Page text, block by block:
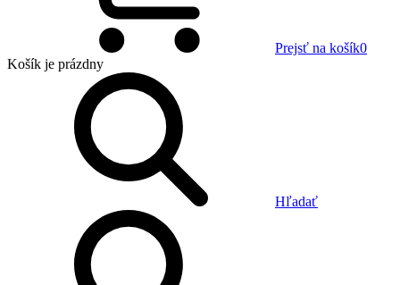
Prejsť na košík0
Košík je prázdny
Hľadať